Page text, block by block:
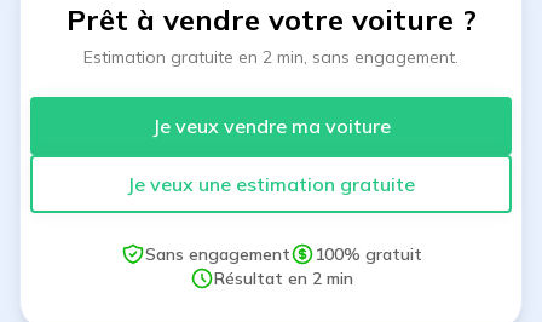
Prêt à vendre votre voiture ?
Estimation gratuite en 2 min, sans engagement.
Je veux vendre ma voiture
Je veux une estimation gratuite
Sans engagement
100% gratuit
Résultat en 2 min